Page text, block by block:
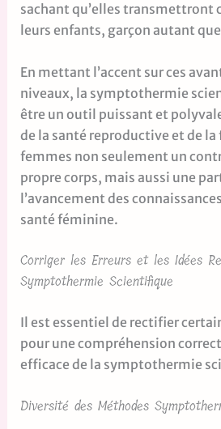
sachant qu’elles transmettront
leurs enfants, garçon autant
En mettant l’accent sur ces
niveaux, la symptothermie
être un outil puissant et
de la santé reproductive et de
femmes non seulement un
propre corps, mais aussi une
l’avancement des
santé féminine.
Corriger les Erreurs et les Idées
Symptothermie Scientifique
Il est essentiel de rectifier
pour une compréhension
efficace de la symptothermie
Diversité des Méthodes